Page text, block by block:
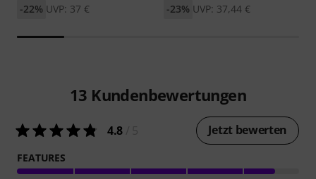
UVP: 37 €
-22% UVP: 37,44 €
-23%
13 Kundenbewertungen
4.8 Jetzt bewerten
FEATURES